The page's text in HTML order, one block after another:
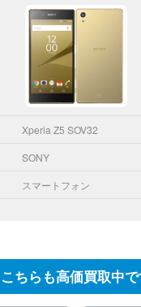
Xperia Z5 SOV32
SONY
スマートフォン
こちらも高価買取中